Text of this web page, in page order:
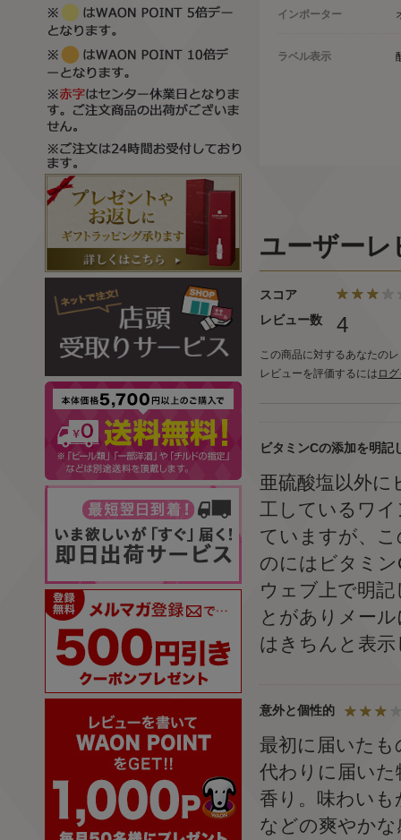
インポーター
ラベル表示
ユーザーレ
スコア
レビュー数
4
この商品に対するあなたの
レビューを評価するには ロ
ビタミンCの添加を明記
亜硫酸塩以外
工しているワ
ていますが、
のにはビタミ
ウェブ上で明
とがありメー
はきちんと表
意外と個性的
最初に届いた
代わりに届い
香り。味わい
などの爽やか